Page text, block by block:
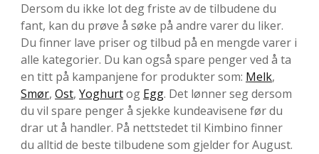
Dersom du ikke lot deg friste av de tilbudene du
fant, kan du prøve å søke på andre varer du liker.
Du finner lave priser og tilbud på en mengde varer i
alle kategorier. Du kan også spare penger ved å ta
en titt på kampanjene for produkter som: Melk,
Smør, Ost, Yoghurtog Egg. Det lønner seg dersom
du vil spare penger å sjekke kundeavisene før du
drar ut å handler. På nettstedet til Kimbino finner
du alltid de beste tilbudene som gjelder for August.